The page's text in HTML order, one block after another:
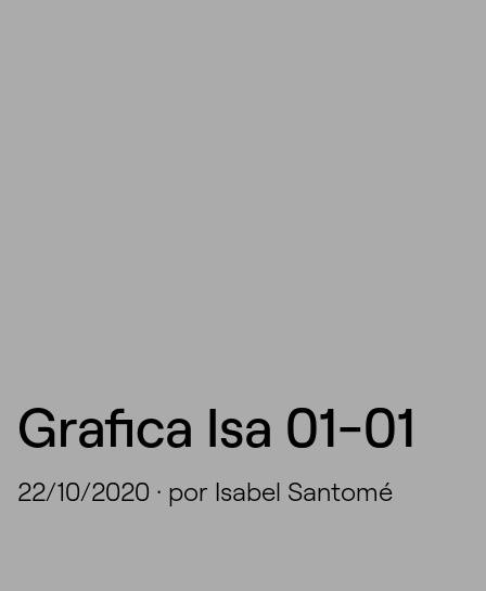
Grafica Isa 01-01
22/10/2020 · por Isabel Santomé